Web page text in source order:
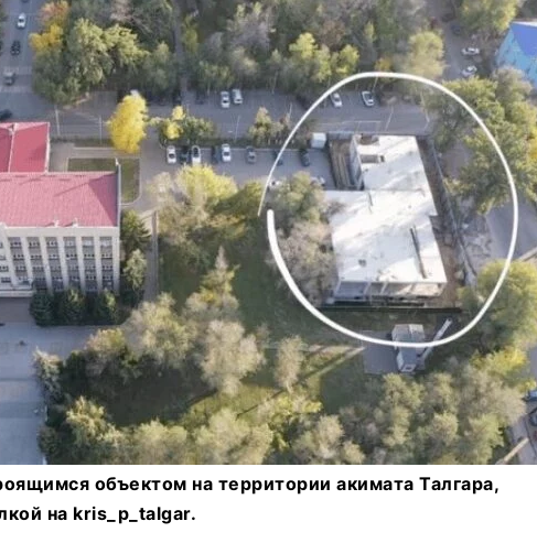
объектом на территории акимата Талгара,
на kris_p_talgar.